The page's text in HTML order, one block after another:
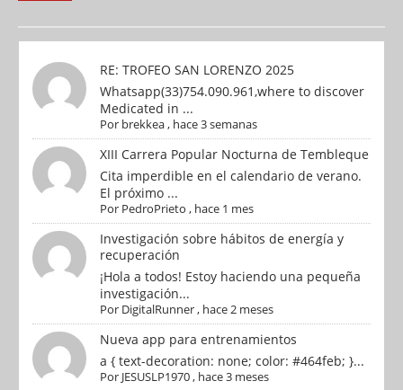
RE: TROFEO SAN LORENZO 2025
Whatsapp(33)754.090.961,where to discover
Medicated in ...
Por brekkea , hace 3 semanas
XIII Carrera Popular Nocturna de Tembleque
Cita imperdible en el calendario de verano.
El próximo ...
Por PedroPrieto , hace 1 mes
Investigación sobre hábitos de energía y
recuperación
¡Hola a todos! Estoy haciendo una pequeña
investigación...
Por DigitalRunner , hace 2 meses
Nueva app para entrenamientos
a { text-decoration: none; color: #464feb; }...
Por JESUSLP1970 , hace 3 meses